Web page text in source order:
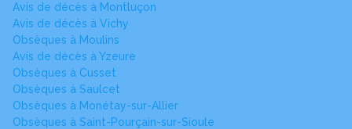
Avis de décès à Montluçon
Avis de décès à Vichy
Obsèques à Moulins
Avis de décès à Yzeure
Obsèques à Cusset
Obsèques à Saulcet
Obsèques à Monétay-sur-Allier
Obsèques à Saint-Pourçain-sur-Sioule